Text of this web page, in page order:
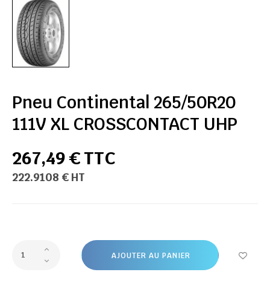
Pneu Continental 265/50R20
111V XL CROSSCONTACT UHP
267,49 € TTC
222.9108 € HT
AJOUTER AU PANIER